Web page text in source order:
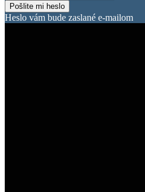
Heslo vám bude zaslané e-mailom